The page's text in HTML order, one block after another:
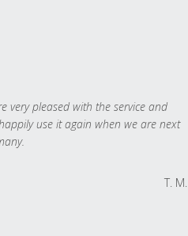
very pleased with the service and
use it again when we are next
T. M.